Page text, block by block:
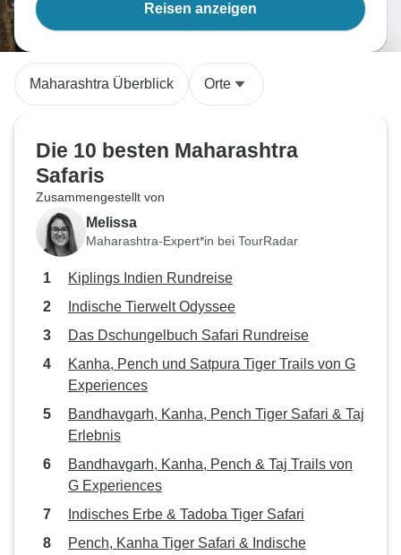
Reisen anzeigen
Maharashtra Überblick Orte
Die 10 besten Maharashtra
Safaris
Zusammengestellt von
Melissa
Maharashtra-Expert*in bei TourRadar
Kiplings Indien Rundreise
Indische Tierwelt Odyssee
Das Dschungelbuch Safari Rundreise
Kanha, Pench und Satpura Tiger Trails von G
Experiences
Bandhavgarh, Kanha, Pench Tiger Safari & Taj
Erlebnis
Bandhavgarh, Kanha, Pench & Taj Trails von
G Experiences
Indisches Erbe & Tadoba Tiger Safari
Pench, Kanha Tiger Safari & Indische